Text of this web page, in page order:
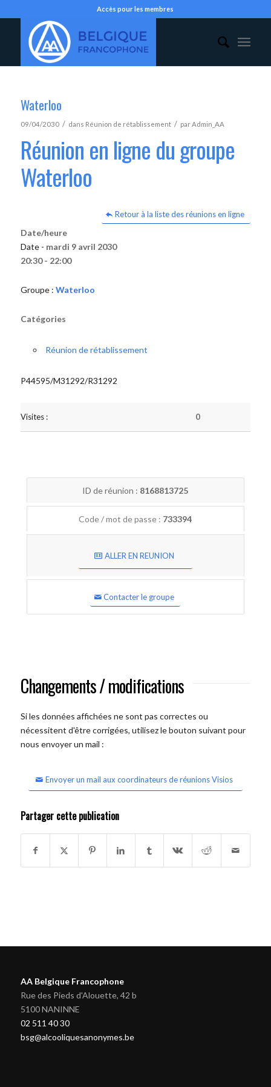
Accès pour les membres
Waterloo
09/04/2030 / dans Réunion de rétablissement / parAdmin_AA
Réunion en ligne du groupe
Waterloo
Retour à la liste des réunions en ligne
Date/heure
Date - mardi 9 avril 2030
20:30 - 22:00
Groupe : Waterloo
Catégories
Réunion de rétablissement
P44595/M31292/R31292
Visites : 0
ID de réunion : 8168813725
Code / mot de passe : 733394
ALLER EN REUNION
Contacter le groupe
Changements / modifications
Si les données affichées ne sont pas correctes ou
nécessitent d'être corrigées, utilisez le bouton suivant pour
nous envoyer un mail :
Envoyer un mail aux coordinateurs de réunions Visios
Partager cette publication
AA Belgique Francophone
Rue des Pieds d'Alouette, 42 b
5100 NANINNE
02 511 40 30
bsg@alcooliquesanonymes.be